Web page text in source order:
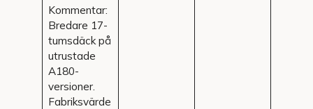
Kommentar:
Bredare 17-
tumsdäck på
utrustade
A180-
versioner.
Fabriksvärde